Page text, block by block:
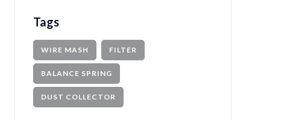
Tags
WIRE MASH FILTER
BALANCE SPRING
DUST COLLECTOR